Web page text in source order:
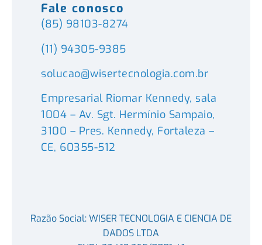
Fale conosco
(85) 98103-8274
(11) 94305-9385
solucao@wisertecnologia.com.br
Empresarial Riomar Kennedy, sala
1004 – Av. Sgt. Hermínio Sampaio,
3100 – Pres. Kennedy, Fortaleza –
CE, 60355-512
Razão Social: WISER TECNOLOGIA E CIENCIA DE
DADOS LTDA